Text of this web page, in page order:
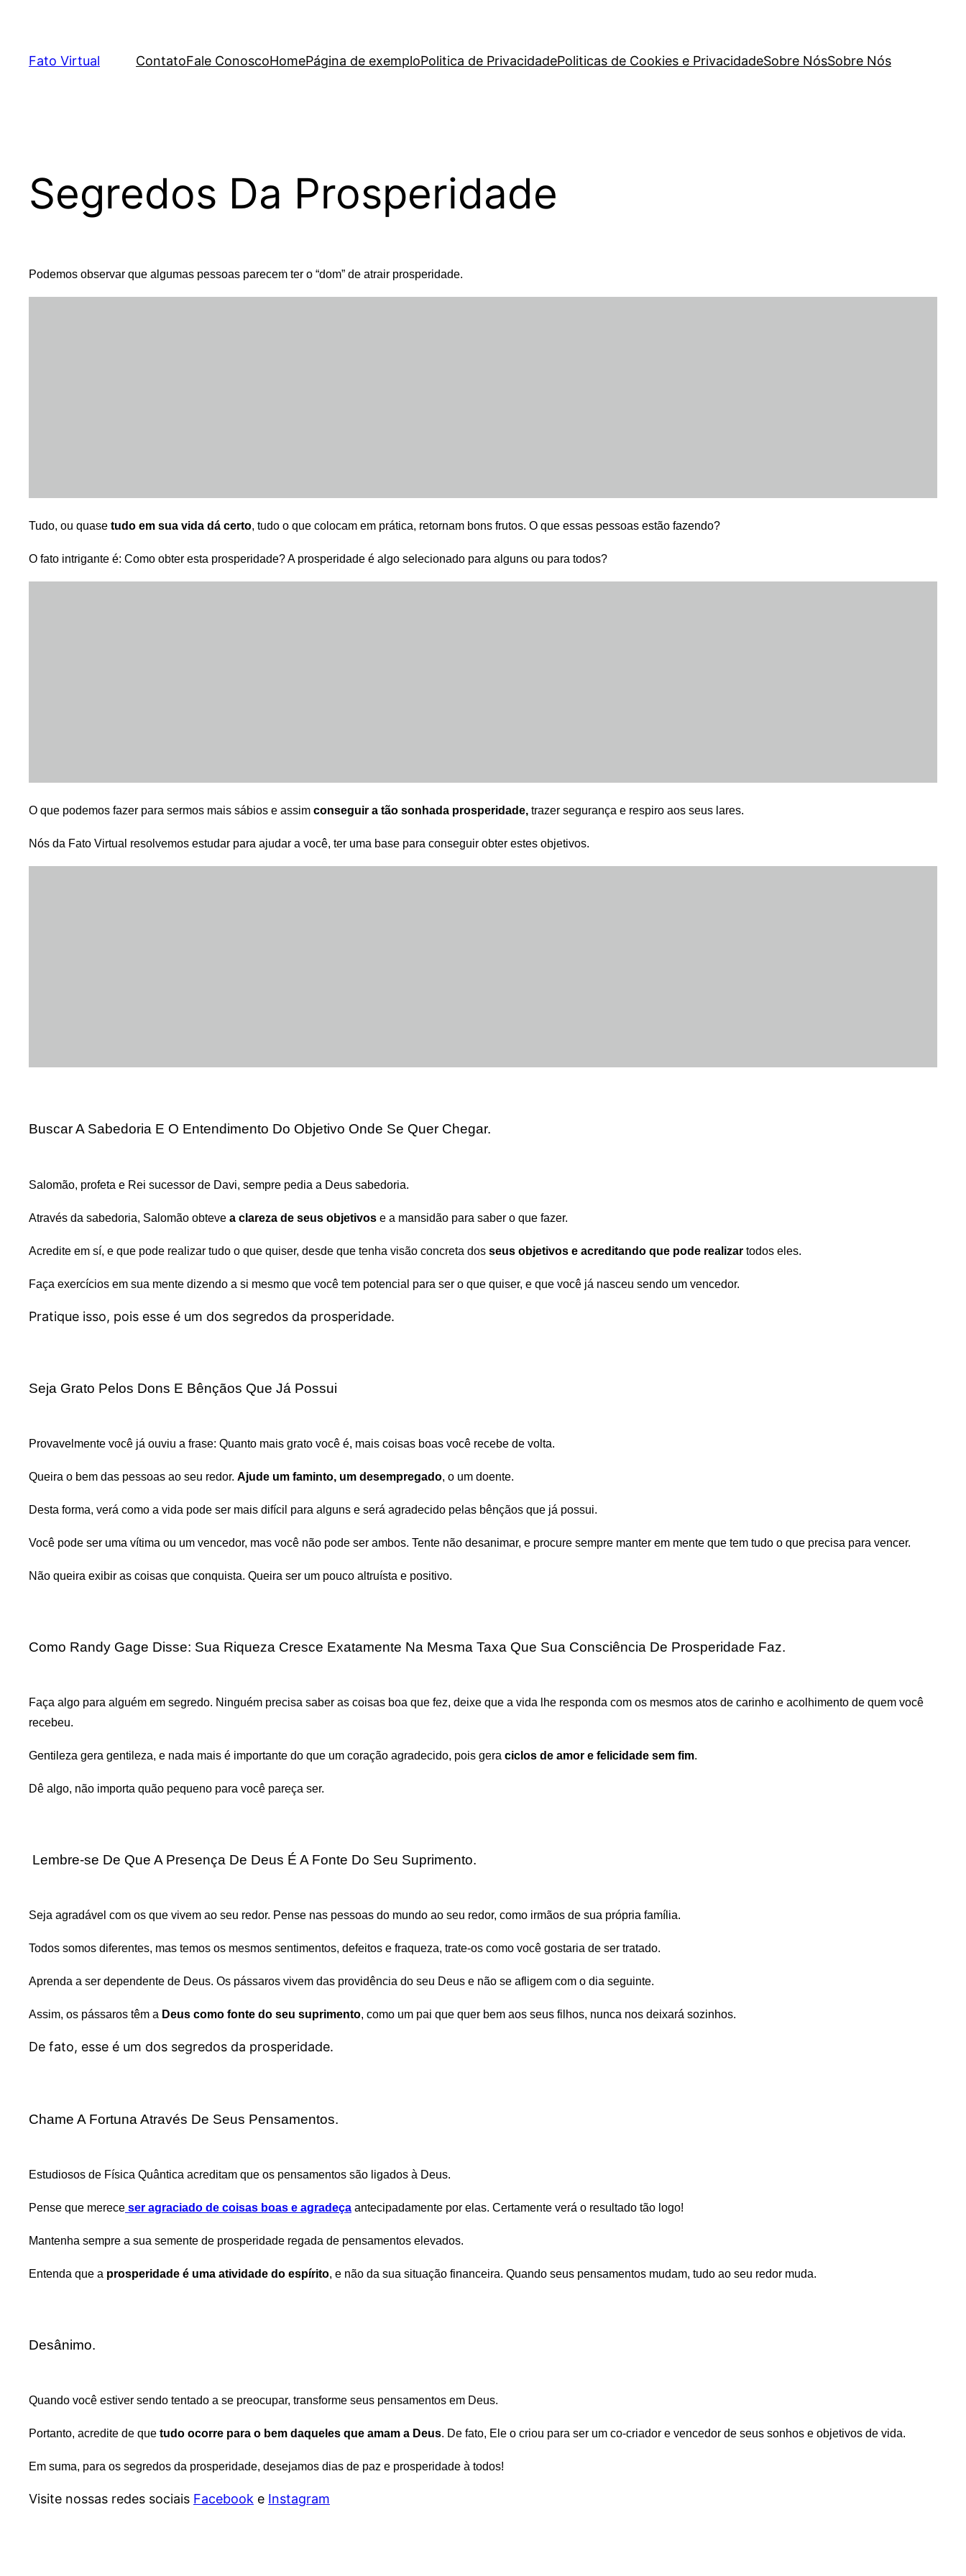
content
Fato Virtual ContatoFale ConoscoHomePágina de exemploPolitica de PrivacidadePoliticas de Cookies e PrivacidadeSobre NósSobre Nós
Segredos Da Prosperidade
Podemos observar que algumas pessoas parecem ter o “dom” de atrair prosperidade.
Tudo, ou quase tudo em sua vida dá certo, tudo o que colocam em prática, retornam bons frutos. O que essas pessoas estão fazendo?
O fato intrigante é: Como obter esta prosperidade? A prosperidade é algo selecionado para alguns ou para todos?
O que podemos fazer para sermos mais sábios e assim conseguir a tão sonhada prosperidade, trazer segurança e respiro aos seus lares.
Nós da Fato Virtual resolvemos estudar para ajudar a você, ter uma base para conseguir obter estes objetivos.
Buscar A Sabedoria E O Entendimento Do Objetivo Onde Se Quer Chegar.
Salomão, profeta e Rei sucessor de Davi, sempre pedia a Deus sabedoria.
Através da sabedoria, Salomão obteve a clareza de seus objetivos e a mansidão para saber o que fazer.
Acredite em sí, e que pode realizar tudo o que quiser, desde que tenha visão concreta dos seus objetivos e acreditando que pode realizar todos eles.
Faça exercícios em sua mente dizendo a si mesmo que você tem potencial para ser o que quiser, e que você já nasceu sendo um vencedor.
Pratique isso, pois esse é um dos segredos da prosperidade.
Seja Grato Pelos Dons E Bênçãos Que Já Possui
Provavelmente você já ouviu a frase: Quanto mais grato você é, mais coisas boas você recebe de volta.
Queira o bem das pessoas ao seu redor. Ajude um faminto, um desempregado, o um doente.
Desta forma, verá como a vida pode ser mais difícil para alguns e será agradecido pelas bênçãos que já possui.
Você pode ser uma vítima ou um vencedor, mas você não pode ser ambos. Tente não desanimar, e procure sempre manter em mente que tem tudo o que precisa para vencer.
Não queira exibir as coisas que conquista. Queira ser um pouco altruísta e positivo.
Como Randy Gage Disse: Sua Riqueza Cresce Exatamente Na Mesma Taxa Que Sua Consciência De Prosperidade Faz.
Faça algo para alguém em segredo. Ninguém precisa saber as coisas boa que fez, deixe que a vida lhe responda com os mesmos atos de carinho e acolhimento de quem você
recebeu.
Gentileza gera gentileza, e nada mais é importante do que um coração agradecido, pois gera ciclos de amor e felicidade sem fim.
Dê algo, não importa quão pequeno para você pareça ser.
Lembre-se De Que A Presença De Deus É A Fonte Do Seu Suprimento.
Seja agradável com os que vivem ao seu redor. Pense nas pessoas do mundo ao seu redor, como irmãos de sua própria família.
Todos somos diferentes, mas temos os mesmos sentimentos, defeitos e fraqueza, trate-os como você gostaria de ser tratado.
Aprenda a ser dependente de Deus. Os pássaros vivem das providência do seu Deus e não se afligem com o dia seguinte.
Assim, os pássaros têm a Deus como fonte do seu suprimento, como um pai que quer bem aos seus filhos, nunca nos deixará sozinhos.
De fato, esse é um dos segredos da prosperidade.
Chame A Fortuna Através De Seus Pensamentos.
Estudiosos de Física Quântica acreditam que os pensamentos são ligados à Deus.
Pense que merece ser agraciado de coisas boas e agradeça antecipadamente por elas. Certamente verá o resultado tão logo!
Mantenha sempre a sua semente de prosperidade regada de pensamentos elevados.
Entenda que a prosperidade é uma atividade do espírito, e não da sua situação financeira. Quando seus pensamentos mudam, tudo ao seu redor muda.
Desânimo.
Quando você estiver sendo tentado a se preocupar, transforme seus pensamentos em Deus.
Portanto, acredite de que tudo ocorre para o bem daqueles que amam a Deus. De fato, Ele o criou para ser um co-criador e vencedor de seus sonhos e objetivos de vida.
Em suma, para os segredos da prosperidade, desejamos dias de paz e prosperidade à todos!
Visite nossas redes sociais Facebook e Instagram